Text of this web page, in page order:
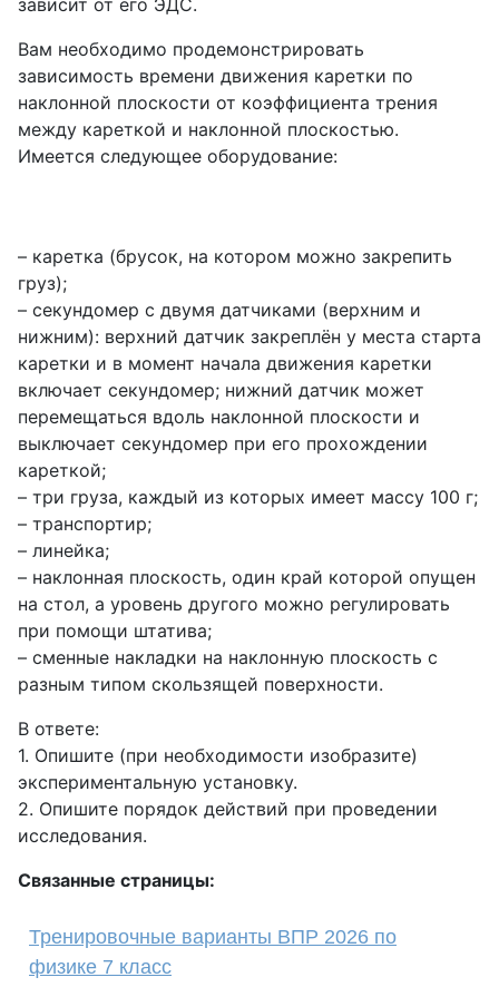
зависит от его ЭДС.
Вам необходимо продемонстрировать
зависимость времени движения каретки по
наклонной плоскости от коэффициента трения
между кареткой и наклонной плоскостью.
Имеется следующее оборудование:
– каретка (брусок, на котором можно закрепить
груз);
– секундомер с двумя датчиками (верхним и
нижним): верхний датчик закреплён у места старта
каретки и в момент начала движения каретки
включает секундомер; нижний датчик может
перемещаться вдоль наклонной плоскости и
выключает секундомер при его прохождении
кареткой;
– три груза, каждый из которых имеет массу 100 г;
– транспортир;
– линейка;
– наклонная плоскость, один край которой опущен
на стол, а уровень другого можно регулировать
при помощи штатива;
– сменные накладки на наклонную плоскость с
разным типом скользящей поверхности.
В ответе:
1. Опишите (при необходимости изобразите)
экспериментальную установку.
2. Опишите порядок действий при проведении
исследования.
Связанные страницы:
Тренировочные варианты ВПР 2026 по
физике 7 класс